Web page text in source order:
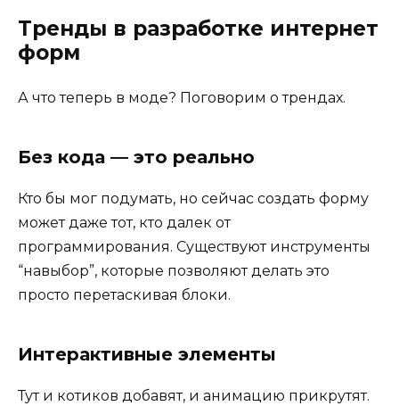
Тренды в разработке интернет
форм
А что теперь в моде? Поговорим о трендах.
Без кода — это реально
Кто бы мог подумать, но сейчас создать форму
может даже тот, кто далек от
программирования. Существуют инструменты
“навыбор”, которые позволяют делать это
просто перетаскивая блоки.
Интерактивные элементы
Тут и котиков добавят, и анимацию прикрутят.